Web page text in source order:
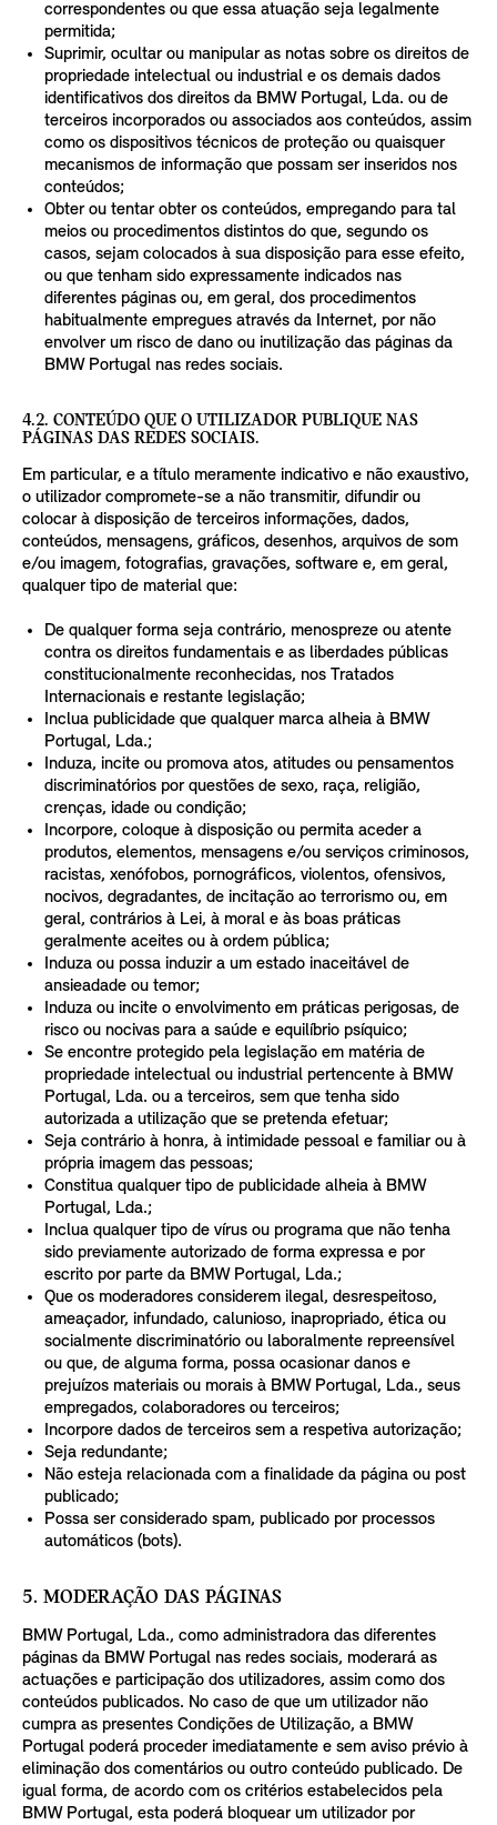
correspondentes ou que essa atuação seja legalmente
permitida;
Suprimir, ocultar ou manipular as notas sobre os direitos de
propriedade intelectual ou industrial e os demais dados
identificativos dos direitos da BMW Portugal, Lda. ou de
terceiros incorporados ou associados aos conteúdos, assim
como os dispositivos técnicos de proteção ou quaisquer
mecanismos de informação que possam ser inseridos nos
conteúdos;
Obter ou tentar obter os conteúdos, empregando para tal
meios ou procedimentos distintos do que, segundo os
casos, sejam colocados à sua disposição para esse efeito,
ou que tenham sido expressamente indicados nas
diferentes páginas ou, em geral, dos procedimentos
habitualmente empregues através da Internet, por não
envolver um risco de dano ou inutilização das páginas da
BMW Portugal nas redes sociais.
4.2. CONTEÚDO QUE O UTILIZADOR PUBLIQUE NAS
PÁGINAS DAS REDES SOCIAIS.
Em particular, e a título meramente indicativo e não exaustivo,
o utilizador compromete-se a não transmitir, difundir ou
colocar à disposição de terceiros informações, dados,
conteúdos, mensagens, gráficos, desenhos, arquivos de som
e/ou imagem, fotografias, gravações, software e, em geral,
qualquer tipo de material que:
De qualquer forma seja contrário, menospreze ou atente
contra os direitos fundamentais e as liberdades públicas
constitucionalmente reconhecidas, nos Tratados
Internacionais e restante legislação;
Inclua publicidade que qualquer marca alheia à BMW
Portugal, Lda.;
Induza, incite ou promova atos, atitudes ou pensamentos
discriminatórios por questões de sexo, raça, religião,
crenças, idade ou condição;
Incorpore, coloque à disposição ou permita aceder a
produtos, elementos, mensagens e/ou serviços criminosos,
racistas, xenófobos, pornográficos, violentos, ofensivos,
nocivos, degradantes, de incitação ao terrorismo ou, em
geral, contrários à Lei, à moral e às boas práticas
geralmente aceites ou à ordem pública;
Induza ou possa induzir a um estado inaceitável de
ansieadade ou temor;
Induza ou incite o envolvimento em práticas perigosas, de
risco ou nocivas para a saúde e equilíbrio psíquico;
Se encontre protegido pela legislação em matéria de
propriedade intelectual ou industrial pertencente à BMW
Portugal, Lda. ou a terceiros, sem que tenha sido
autorizada a utilização que se pretenda efetuar;
Seja contrário à honra, à intimidade pessoal e familiar ou à
própria imagem das pessoas;
Constitua qualquer tipo de publicidade alheia à BMW
Portugal, Lda.;
Inclua qualquer tipo de vírus ou programa que não tenha
sido previamente autorizado de forma expressa e por
escrito por parte da BMW Portugal, Lda.;
Que os moderadores considerem ilegal, desrespeitoso,
ameaçador, infundado, calunioso, inapropriado, ética ou
socialmente discriminatório ou laboralmente repreensível
ou que, de alguma forma, possa ocasionar danos e
prejuízos materiais ou morais à BMW Portugal, Lda., seus
empregados, colaboradores ou terceiros;
Incorpore dados de terceiros sem a respetiva autorização;
Seja redundante;
Não esteja relacionada com a finalidade da página ou post
publicado;
Possa ser considerado spam, publicado por processos
automáticos (bots).
5. MODERAÇÃO DAS PÁGINAS
BMW Portugal, Lda., como administradora das diferentes
páginas da BMW Portugal nas redes sociais, moderará as
actuações e participação dos utilizadores, assim como dos
conteúdos publicados. No caso de que um utilizador não
cumpra as presentes Condições de Utilização, a BMW
Portugal poderá proceder imediatamente e sem aviso prévio à
eliminação dos comentários ou outro conteúdo publicado. De
igual forma, de acordo com os critérios estabelecidos pela
BMW Portugal, esta poderá bloquear um utilizador por